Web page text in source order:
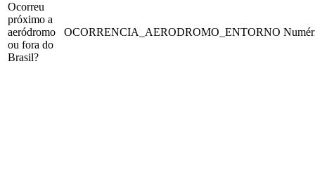
Ocorreu
próximo a
aeródromo
ou fora do
Brasil?
OCORRENCIA_AERODROMO_ENTORNO